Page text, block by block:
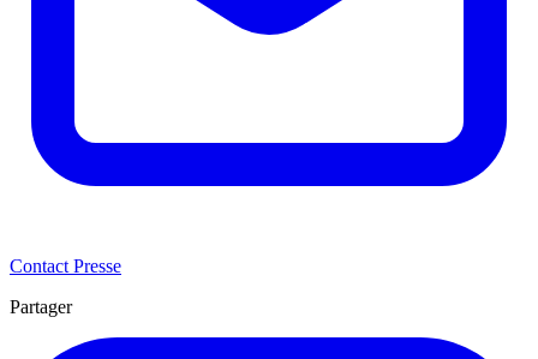
Contact Presse
Partager